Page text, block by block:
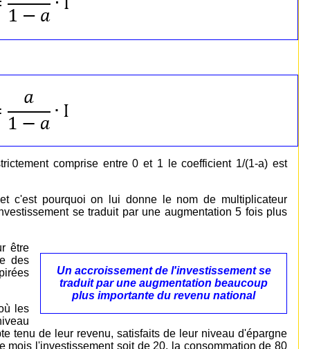
comprise entre 0 et 1 le coefficient 1/(1-a) est
c'est pourquoi on lui donne le nom de multiplicateur
se traduit par une augmentation 5 fois plus
Un accroissement de l'investissement se
traduit par une augmentation beaucoup
plus importante du revenu national
être
des
les
tenu de leur revenu, satisfaits de leur niveau d'épargne
mois l'investissement soit de 20, la consommation de 80